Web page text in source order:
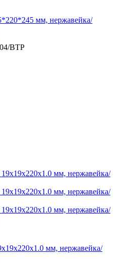
мм, нержавейка/
BTP
мм, нержавейка/